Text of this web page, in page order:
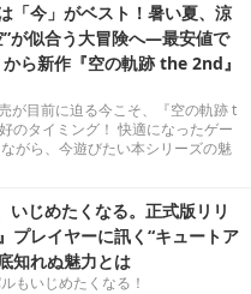
「今」がベスト！暑い夏、涼
”が似合う大冒険へ―最安値で
ら新作『空の軌跡 the 2nd』
が目前に迫る今こそ、『空の軌跡 t
のタイミング！ 快適になったゲー
がら、今遊びたい本シリーズの魅
じめたくなる。正式版リリ
プレイヤーに訊く“キュートア
知れぬ魅力とは
もいじめたくなる！